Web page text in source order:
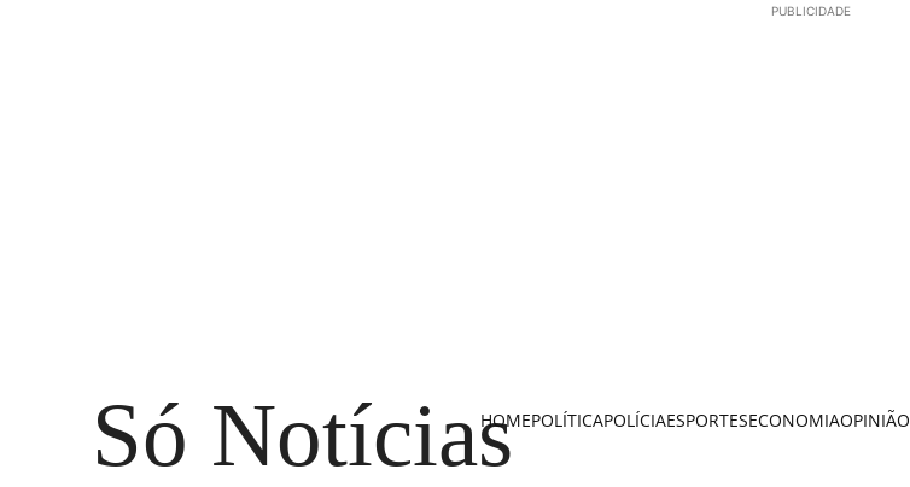
PUBLICIDADE
Só Notícias
HOMEPOLÍTICAPOLÍCIAESPORTESECONOMIAOPINIÃO